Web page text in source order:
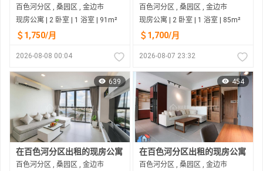
百色河分区 , 桑园区 , 金边市
现房公寓 | 2 卧室 | 1 浴室 | 91m²
＄1,750/月
2026-08-08 00:04
百色河分区 , 桑园区 , 金边市
现房公寓 | 2 卧室 | 1 浴室 | 85m²
＄1,700/月
2026-08-07 23:32
639
在百色河分区出租的现房公寓
百色河分区 , 桑园区 , 金边市
454
在百色河分区出租的现房公寓
百色河分区 , 桑园区 , 金边市